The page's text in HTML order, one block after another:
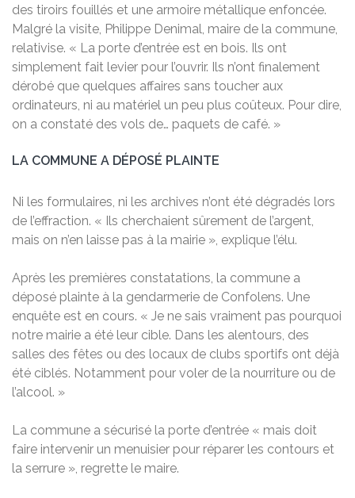
des tiroirs fouillés et une armoire métallique enfoncée.
Malgré la visite, Philippe Denimal, maire de la commune,
relativise. « La porte d’entrée est en bois. Ils ont
simplement fait levier pour l’ouvrir. Ils n’ont finalement
dérobé que quelques affaires sans toucher aux
ordinateurs, ni au matériel un peu plus coûteux. Pour dire,
on a constaté des vols de… paquets de café. »
LA COMMUNE A DÉPOSÉ PLAINTE
Ni les formulaires, ni les archives n’ont été dégradés lors
de l’effraction. « Ils cherchaient sûrement de l’argent,
mais on n’en laisse pas à la mairie », explique l’élu.
Après les premières constatations, la commune a
déposé plainte à la gendarmerie de Confolens. Une
enquête est en cours. « Je ne sais vraiment pas pourquoi
notre mairie a été leur cible. Dans les alentours, des
salles des fêtes ou des locaux de clubs sportifs ont déjà
été ciblés. Notamment pour voler de la nourriture ou de
l’alcool. »
La commune a sécurisé la porte d’entrée « mais doit
faire intervenir un menuisier pour réparer les contours et
la serrure », regrette le maire.